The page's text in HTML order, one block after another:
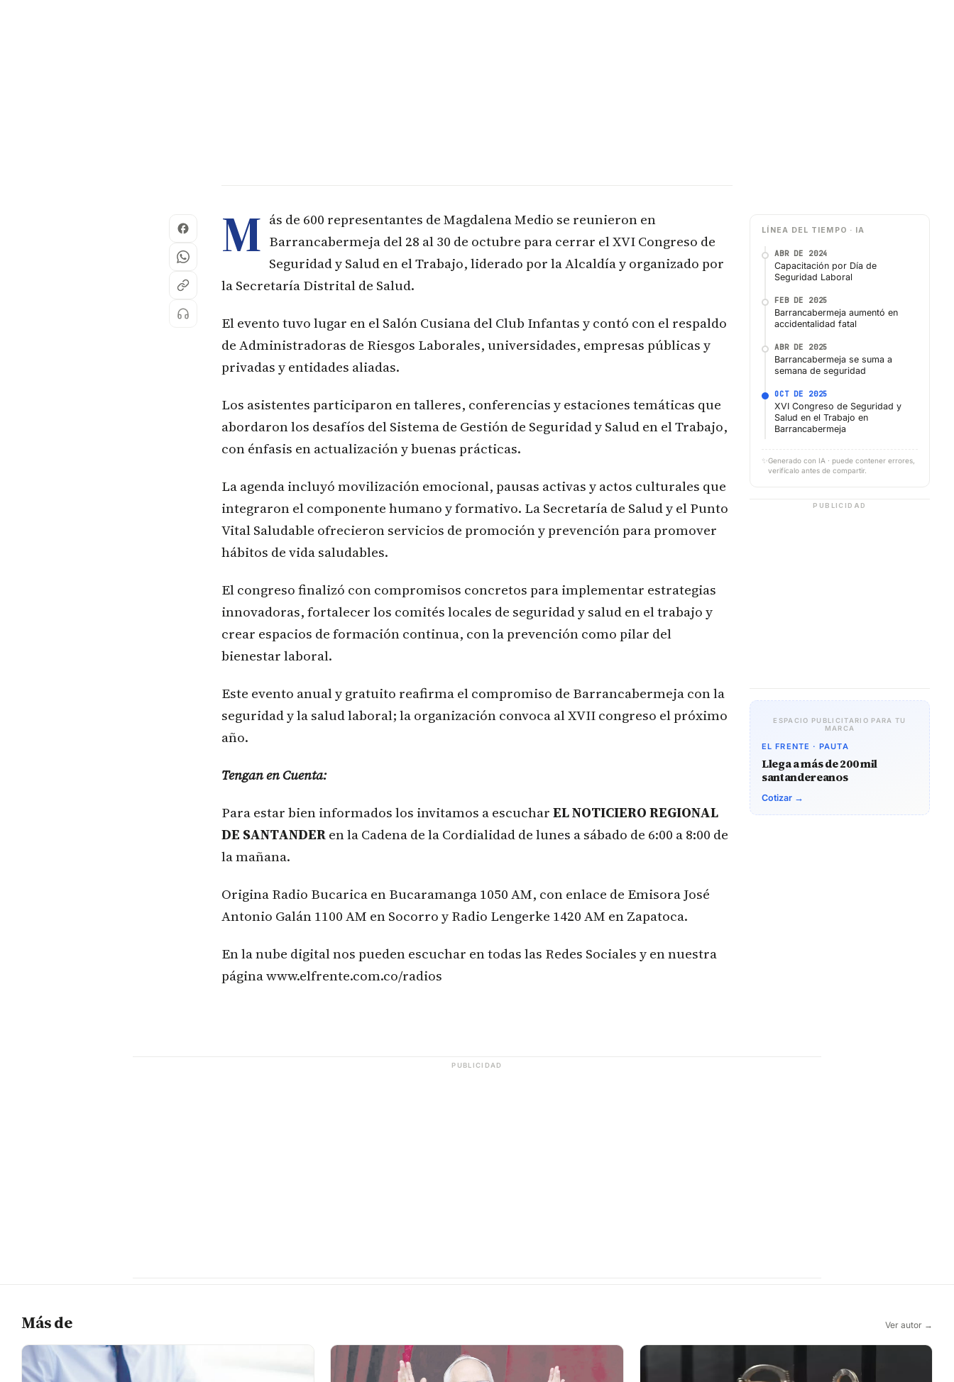
M ás de 600 representantes de Magdalena Medio se reunieron en
Barrancabermeja del 28 al 30 de octubre para cerrar el XVI Congreso de
Seguridad y Salud en el Trabajo, liderado por la Alcaldía y organizado por
la Secretaría Distrital de Salud.
El evento tuvo lugar en el Salón Cusiana del Club Infantas y contó con el respaldo
de Administradoras de Riesgos Laborales, universidades, empresas públicas y
privadas y entidades aliadas.
Los asistentes participaron en talleres, conferencias y estaciones temáticas que
abordaron los desafíos del Sistema de Gestión de Seguridad y Salud en el Trabajo,
con énfasis en actualización y buenas prácticas.
La agenda incluyó movilización emocional, pausas activas y actos culturales que
integraron el componente humano y formativo. La Secretaría de Salud y el Punto
Vital Saludable ofrecieron servicios de promoción y prevención para promover
hábitos de vida saludables.
El congreso finalizó con compromisos concretos para implementar estrategias
innovadoras, fortalecer los comités locales de seguridad y salud en el trabajo y
crear espacios de formación continua, con la prevención como pilar del
bienestar laboral.
Este evento anual y gratuito reafirma el compromiso de Barrancabermeja con la
seguridad y la salud laboral; la organización convoca al XVII congreso el próximo
año.
Tengan en Cuenta:
Para estar bien informados los invitamos a escucharEL NOTICIERO REGIONAL
DE SANTANDERen la Cadena de la Cordialidad de lunes a sábado de 6:00 a 8:00 de
la mañana.
Origina Radio Bucarica en Bucaramanga 1050 AM, con enlace de Emisora José
Antonio Galán 1100 AM en Socorro y Radio Lengerke 1420 AM en Zapatoca.
En la nube digital nos pueden escuchar en todas las Redes Sociales y en nuestra
página www.elfrente.com.co/radios
LÍNEA DEL TIEMPO · IA
ABR DE 2024
Capacitación por Día de
Seguridad Laboral
FEB DE 2025
Barrancabermeja aumentó en
accidentalidad fatal
ABR DE 2025
Barrancabermeja se suma a
semana de seguridad
OCT DE 2025
XVI Congreso de Seguridad y
Salud en el Trabajo en
Barrancabermeja
✨ Generado con IA · puede contener errores,
verifícalo antes de compartir.
PUBLICIDAD
ESPACIO PUBLICITARIO PARA TU
MARCA
EL FRENTE · PAUTA
Llega a más de 200 mil
santandereanos
Cotizar →
PUBLICIDAD
Más de Ver autor →